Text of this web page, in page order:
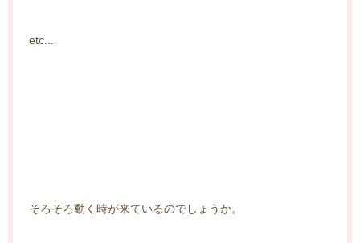
etc...
そろそろ動く時が来ているのでしょうか。